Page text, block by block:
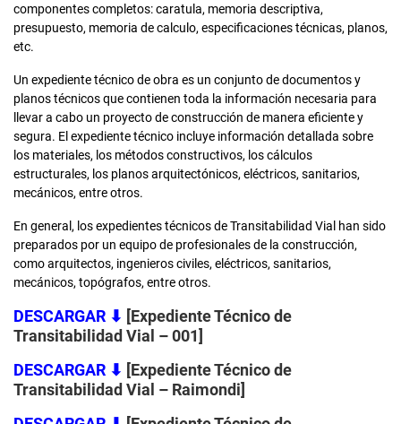
componentes completos: caratula, memoria descriptiva,
presupuesto, memoria de calculo, especificaciones técnicas, planos,
etc.
Un expediente técnico de obra es un conjunto de documentos y
planos técnicos que contienen toda la información necesaria para
llevar a cabo un proyecto de construcción de manera eficiente y
segura. El expediente técnico incluye información detallada sobre
los materiales, los métodos constructivos, los cálculos
estructurales, los planos arquitectónicos, eléctricos, sanitarios,
mecánicos, entre otros.
En general, los expedientes técnicos de Transitabilidad Vial han sido
preparados por un equipo de profesionales de la construcción,
como arquitectos, ingenieros civiles, eléctricos, sanitarios,
mecánicos, topógrafos, entre otros.
DESCARGAR ⬇ [Expediente Técnico de
Transitabilidad Vial – 001]
DESCARGAR ⬇ [Expediente Técnico de
Transitabilidad Vial – Raimondi]